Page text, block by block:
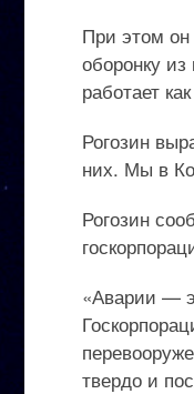
При этом он
оборонку
работает
Рогозин
них. Мы в
Рогозин
«Аварии —
твердо и